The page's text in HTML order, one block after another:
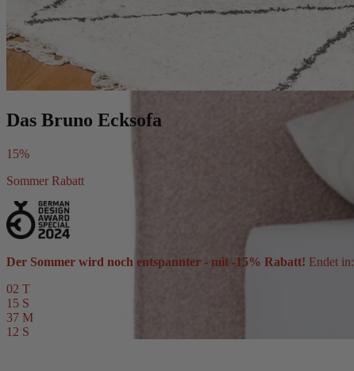
Das Bruno Ecksofa
15%
Sommer Rabatt
Der Sommer wird noch entspannter - mit -15% Rabatt! Endet in:
02 T
15 S
37 M
10 S